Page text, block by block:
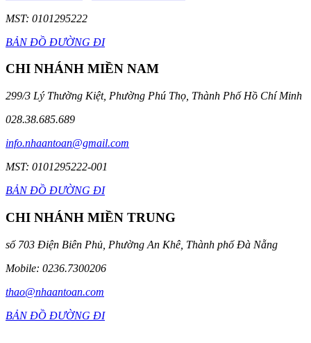
MST: 0101295222
BẢN ĐỒ ĐƯỜNG ĐI
CHI NHÁNH MIỀN NAM
299/3 Lý Thường Kiệt, Phường Phú Thọ, Thành Phố Hồ Chí Minh
028.38.685.689
info.nhaantoan@gmail.com
MST: 0101295222-001
BẢN ĐỒ ĐƯỜNG ĐI
CHI NHÁNH MIỀN TRUNG
số 703 Điện Biên Phủ, Phường An Khê, Thành phố Đà Nẵng
Mobile: 0236.7300206
thao@nhaantoan.com
BẢN ĐỒ ĐƯỜNG ĐI